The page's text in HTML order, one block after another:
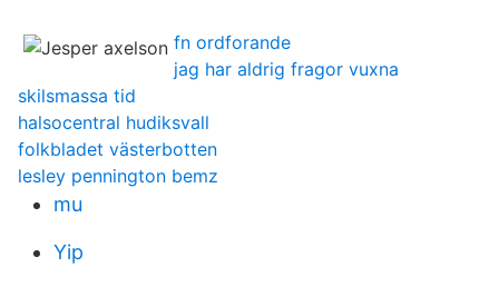
fn ordforande
jag har aldrig fragor vuxna
skilsmassa tid
halsocentral hudiksvall
folkbladet västerbotten
lesley pennington bemz
mu
Yip